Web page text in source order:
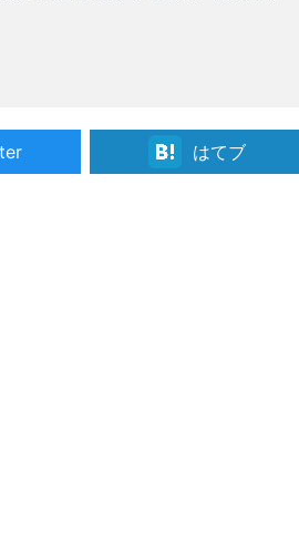
はてブ